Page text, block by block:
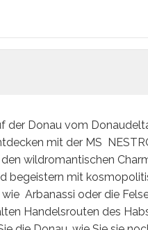
der Donau vom
mit der MS
wildromantischen
begeistern mit
Arbanassi oder die
Handelsrouten des